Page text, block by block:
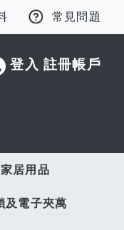
常見問題
登入 註冊帳戶
居用品
及電子夾萬